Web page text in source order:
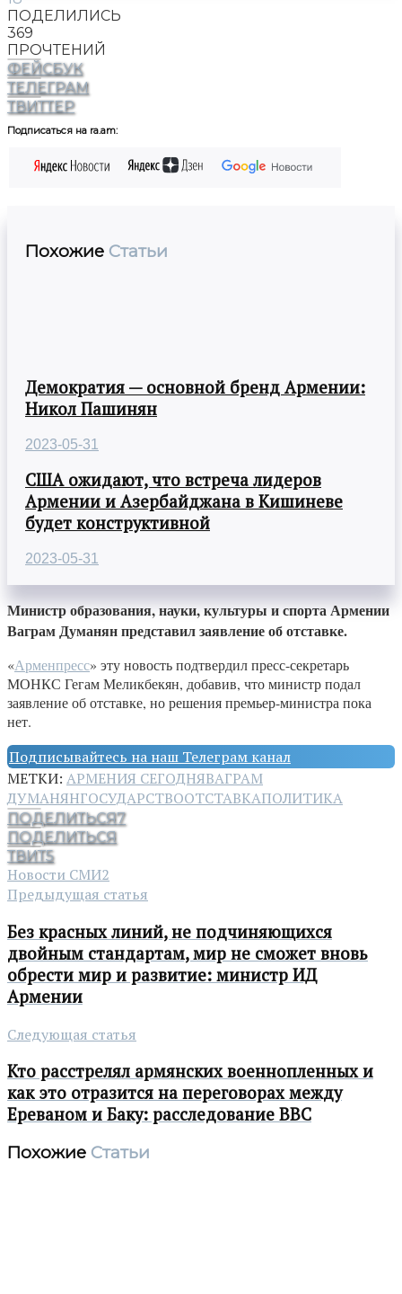
ПОДЕЛИЛИСЬ
369
ПРОЧТЕНИЙ
ФЕЙСБУК
ТЕЛЕГРАМ
ТВИТТЕР
Подписаться на ra.am:
Похожие Статьи
Демократия — основной бренд Армении:
Никол Пашинян
2023-05-31
США ожидают, что встреча лидеров
Армении и Азербайджана в Кишиневе
будет конструктивной
2023-05-31
Министр образования, науки, культуры и спорта Армении
Ваграм Думанян представил заявление об отставке.
«Арменпресс» эту новость подтвердил пресс-секретарь
МОНКС Гегам Меликбекян, добавив, что министр подал
заявление об отставке, но решения премьер-министра пока
нет.
Подписывайтесь на наш Телеграм канал
МЕТКИ: АРМЕНИЯ СЕГОДНЯВАГРАМ
ДУМАНЯНГОСУДАРСТВООТСТАВКАПОЛИТИКА
ПОДЕЛИТЬСЯ7
ПОДЕЛИТЬСЯ
ТВИТ5
Новости СМИ2
Предыдущая статья
Без красных линий, не подчиняющихся
двойным стандартам, мир не сможет вновь
обрести мир и развитие: министр ИД
Армении
Следующая статья
Кто расстрелял армянских военнопленных и
как это отразится на переговорах между
Ереваном и Баку: расследование BBC
Похожие Статьи